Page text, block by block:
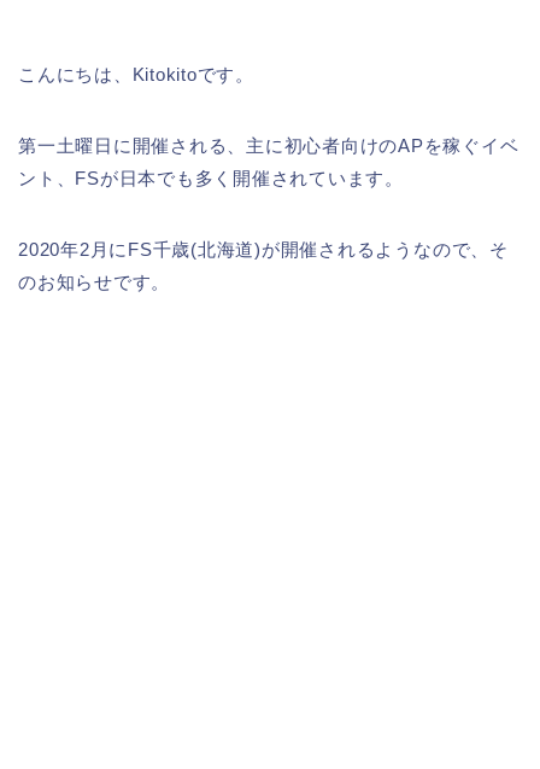
こんにちは、Kitokitoです。
第一土曜日に開催される、主に初心者向けのAPを稼ぐイベ
ント、FSが日本でも多く開催されています。
2020年2月にFS千歳(北海道)が開催されるようなので、そ
のお知らせです。